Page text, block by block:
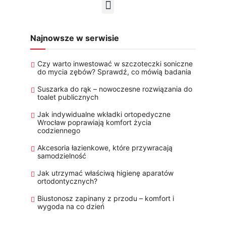
Najnowsze w serwisie
Czy warto inwestować w szczoteczki soniczne
do mycia zębów? Sprawdź, co mówią badania
Suszarka do rąk – nowoczesne rozwiązania do
toalet publicznych
Jak indywidualne wkładki ortopedyczne
Wrocław poprawiają komfort życia
codziennego
Akcesoria łazienkowe, które przywracają
samodzielność
Jak utrzymać właściwą higienę aparatów
ortodontycznych?
Biustonosz zapinany z przodu – komfort i
wygoda na co dzień